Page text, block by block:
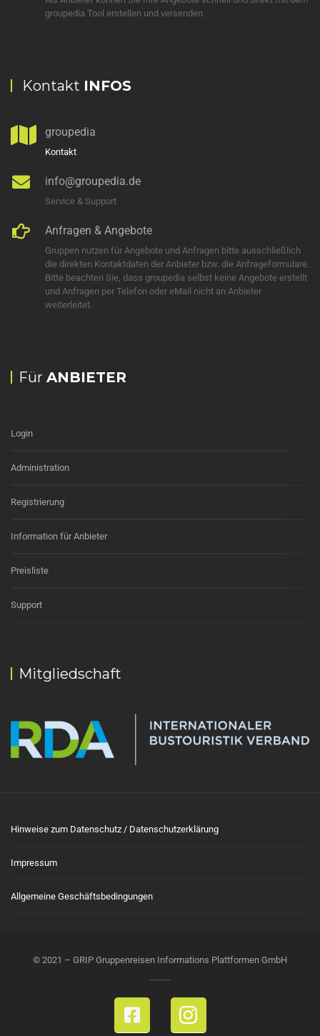
groupedia Tool erstellen und versenden.
Kontakt INFOS
groupedia
Kontakt
info@groupedia.de
Service & Support
Anfragen & Angebote
Gruppen nutzen für Angebote und Anfragen bitte ausschließlich
die direkten Kontaktdaten der Anbieter bzw. die Anfrageformulare.
Bitte beachten Sie, dass groupedia selbst keine Angebote erstellt
und Anfragen per Telefon oder eMail nicht an Anbieter
weiterleitet.
Für ANBIETER
Login
Administration
Registrierung
Information für Anbieter
Preisliste
Support
Mitgliedschaft
Hinweise zum Datenschutz / Datenschutzerklärung
Impressum
Allgemeine Geschäftsbedingungen
© 2021 – GRIP Gruppenreisen Informations Plattformen GmbH